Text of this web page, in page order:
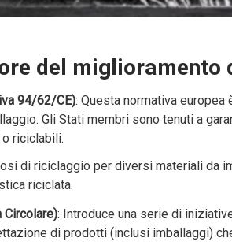
del miglioramento
94/62/CE): Questa normativa
Gli Stati membri sono tenuti a
riciclabili.
di riciclaggio per diversi materiali da
riciclata.
Circolare): Introduce una serie di
di prodotti (inclusi imballaggi)